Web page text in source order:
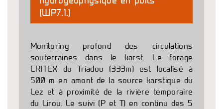
(WP7.1.)
Monitoring profond des circulations
souterraines dans le karst. Le forage
CRITEX du Triadou (333m) est localisé à
500 m en amont de la source karstique du
Lez et à proximité de la rivière temporaire
du Lirou. Le suivi (P et T) en continu des 5